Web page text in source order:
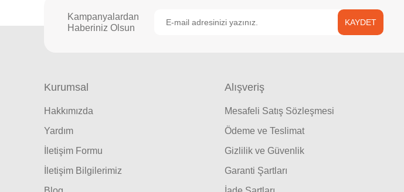
Kampanyalardan
Haberiniz Olsun
KAYDET
Kurumsal
Hakkımızda
Yardım
İletişim Formu
İletişim Bilgilerimiz
Alışveriş
Mesafeli Satış Sözleşmesi
Ödeme ve Teslimat
Gizlilik ve Güvenlik
Garanti Şartları